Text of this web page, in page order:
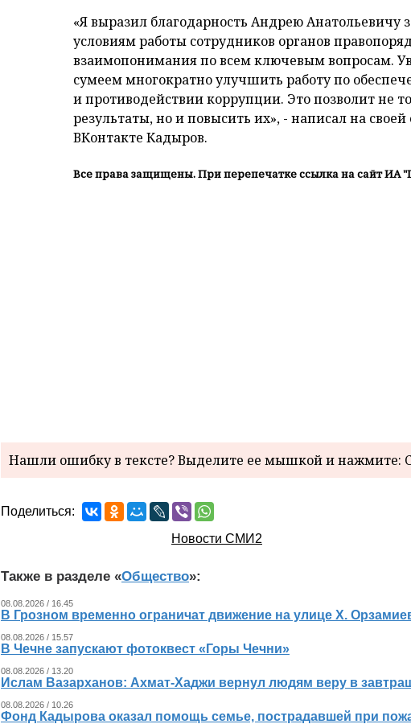
«Я выразил благодарность Андрею Анатольевичу
условиям работы сотрудников органов
взаимопонимания по всем ключевым вопросам.
сумеем многократно улучшить работу по
и противодействии коррупции. Это позволит не
результаты, но и повысить их», - написал на
ВКонтакте Кадыров.
Все права защищены. При перепечатке ссылка на сайт ИА
Нашли ошибку в тексте? Выделите ее мышкой и нажмите:
Поделиться:
Новости СМИ2
Также в разделе «Общество»:
08.08.2026 / 16.45
В Грозном временно ограничат движение на улице Х.
08.08.2026 / 15.57
В Чечне запускают фотоквест «Горы Чечни»
08.08.2026 / 13.20
Ислам Вазарханов: Ахмат-Хаджи вернул людям веру в
08.08.2026 / 10.26
Фонд Кадырова оказал помощь семье, пострадавшей при